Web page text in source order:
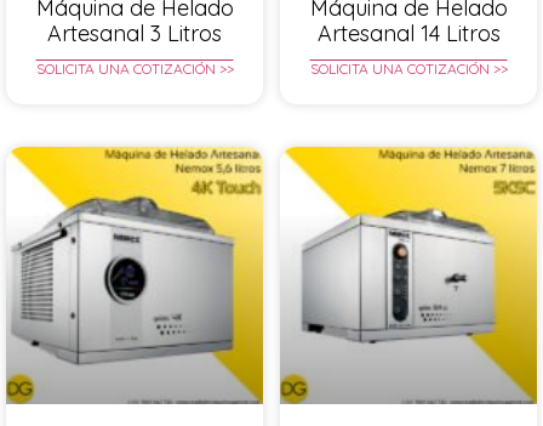
Máquina de Helado
Artesanal 3 Litros
SOLICITA UNA COTIZACIÓN >>
Máquina de Helado
Artesanal 14 Litros
SOLICITA UNA COTIZACIÓN >>